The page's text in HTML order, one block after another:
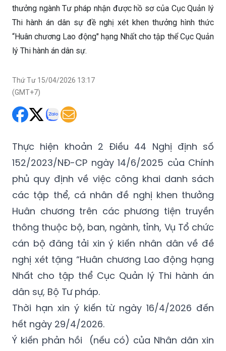
thưởng ngành Tư pháp nhận được hồ sơ của Cục Quản lý
Thi hành án dân sự đề nghị xét khen thưởng hình thức
“Huân chương Lao động" hạng Nhất cho tập thể Cục Quản
lý Thi hành án dân sự.
Thứ Tư 15/04/2026 13:17
(GMT+7)
Thực hiện khoản 2 Điều 44 Nghị định số
152/2023/NĐ-CP ngày 14/6/2025 của Chính
phủ quy định về việc công khai danh sách
các tập thể, cá nhân đề nghị khen thưởng
Huân chương trên các phương tiện truyền
thông thuộc bộ, ban, ngành, tỉnh, Vụ Tổ chức
cán bộ đăng tải xin ý kiến nhân dân về đề
nghị xét tặng “Huân chương Lao động hạng
Nhất cho tập thể Cục Quản lý Thi hành án
dân sự, Bộ Tư pháp.
Thời hạn xin ý kiến từ ngày 16/4/2026 đến
hết ngày 29/4/2026.
Ý kiến phản hồi (nếu có) của Nhân dân xin